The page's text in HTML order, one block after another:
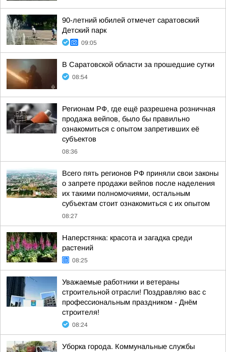
90-летний юбилей отмечет саратовский
Детский парк
09:05
В Саратовской области за прошедшие сутки
08:54
Регионам РФ, где ещё разрешена розничная
продажа вейпов, было бы правильно
ознакомиться с опытом запретивших её
субъектов
08:36
Всего пять регионов РФ приняли свои законы
о запрете продажи вейпов после наделения
их такими полномочиями, остальным
субъектам стоит ознакомиться с их опытом
08:27
Наперстянка: красота и загадка среди
растений
08:25
Уважаемые работники и ветераны
строительной отрасли! Поздравляю вас с
профессиональным праздником - Днём
строителя!
08:24
Уборка города. Коммунальные службы